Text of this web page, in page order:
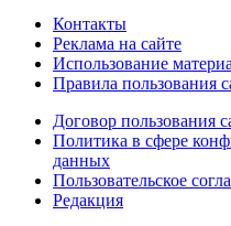
Контакты
Реклама на сайте
Использование
Правила пользования
Договор пользования
Политика в сфере
данных
Пользовательское
Редакция